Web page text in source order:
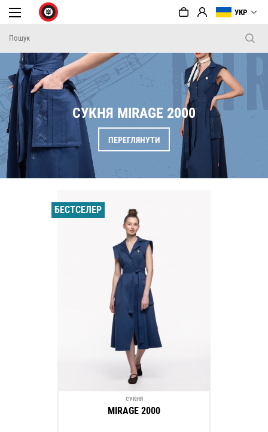
УКР
СУКНЯ MIRAGE 2000
ПЕРЕГЛЯНУТИ
БЕСТСЕЛЕР
СУКНЯ
MIRAGE 2000